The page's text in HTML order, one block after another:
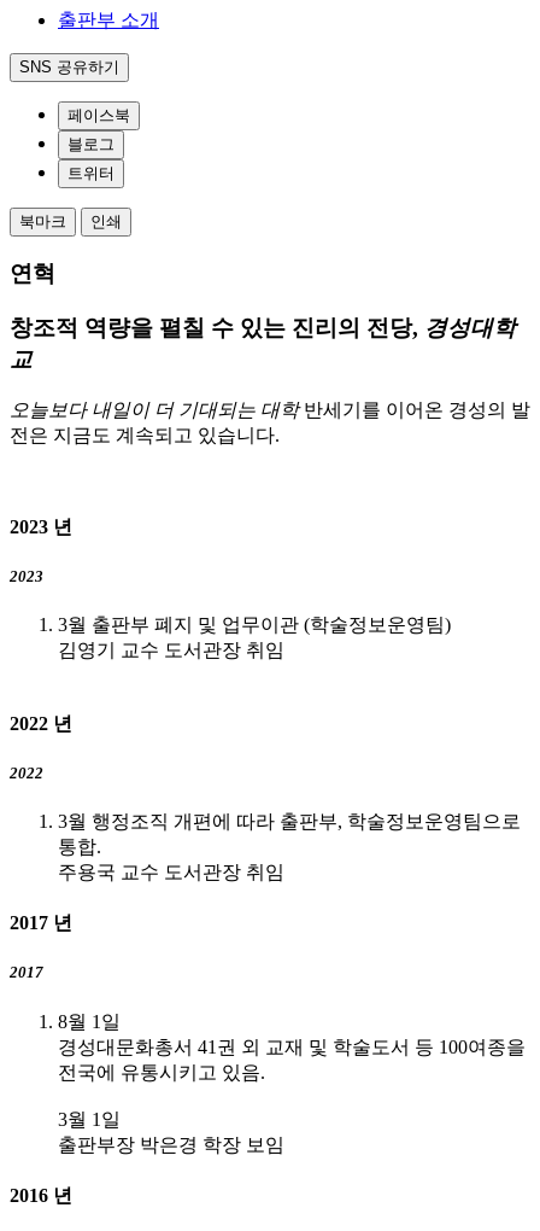
출판부 소개
SNS 공유하기
페이스북
블로그
트위터
북마크 인쇄
연혁
창조적 역량을 펼칠 수 있는 진리의 전당, 경성대학
교
오늘보다 내일이 더 기대되는 대학반세기를 이어온 경성의 발
전은 지금도 계속되고 있습니다.
2023 년
2023
3월 출판부 폐지 및 업무이관 (학술정보운영팀)
김영기 교수 도서관장 취임
2022 년
2022
3월 행정조직 개편에 따라 출판부, 학술정보운영팀으로
통합.
주용국 교수 도서관장 취임
2017 년
2017
8월 1일
경성대문화총서 41권 외 교재 및 학술도서 등 100여종을
전국에 유통시키고 있음.
3월 1일
출판부장 박은경 학장 보임
2016 년